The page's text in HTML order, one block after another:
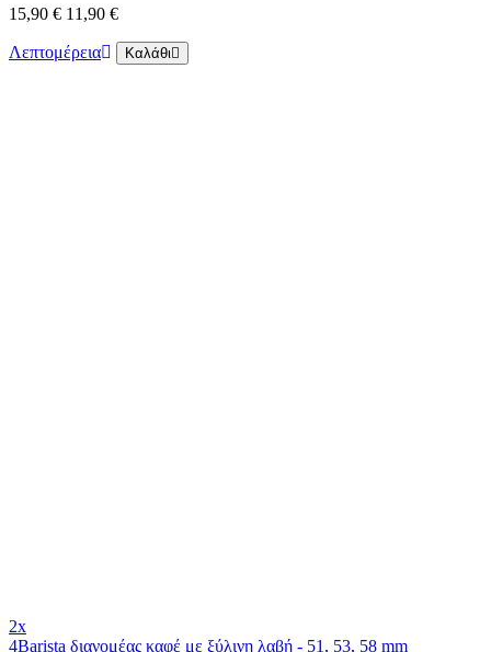
15,90 € 11,90 €
Λεπτομέρεια Καλάθι
2x
4Barista διανομέας καφέ με ξύλινη λαβή - 51, 53, 58 mm